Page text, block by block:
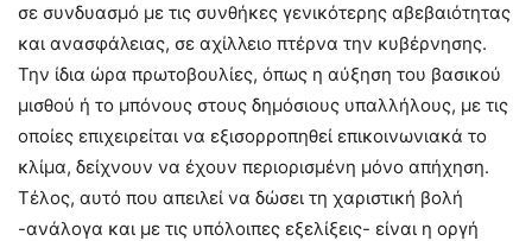
σε συνδυασμό με τις συνθήκες γενικότερης αβεβαιότητας
και ανασφάλειας, σε αχίλλειο πτέρνα την κυβέρνησης.
Την ίδια ώρα πρωτοβουλίες, όπως η αύξηση του βασικού
μισθού ή το μπόνους στους δημόσιους υπαλλήλους, με τις
οποίες επιχειρείται να εξισορροπηθεί επικοινωνιακά το
κλίμα, δείχνουν να έχουν περιορισμένη μόνο απήχηση.
Τέλος, αυτό που απειλεί να δώσει τη χαριστική βολή
-ανάλογα και με τις υπόλοιπες εξελίξεις- είναι η οργή